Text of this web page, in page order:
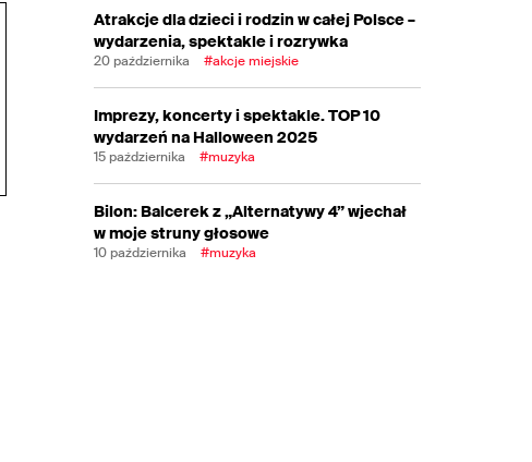
Atrakcje dla dzieci i rodzin w całej Polsce –
wydarzenia, spektakle i rozrywka
20 października #akcje miejskie
Imprezy, koncerty i spektakle. TOP 10
wydarzeń na Halloween 2025
15 października #muzyka
Bilon: Balcerek z „Alternatywy 4” wjechał
w moje struny głosowe
10 października #muzyka